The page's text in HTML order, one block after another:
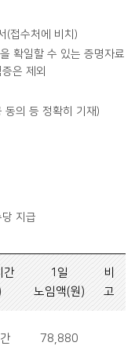
(접수처에 비치)
확일할 수 있는 증명자료
은 제외
동의 등 정확히 기재)
지급
간
1일
노임액(원)
비
고
78,880